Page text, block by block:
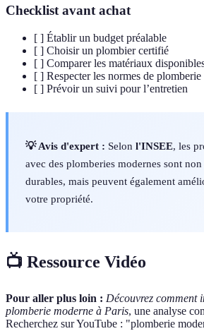
Checklist avant achat
[ ] Établir un budget préalable
[ ] Choisir un plombier certifié
[ ] Comparer les matériaux
[ ] Respecter les normes de plomberie
[ ] Prévoir un suivi pour l’entretien
💡 Avis d'expert : Selon l'INSEE, les
avec des plomberies modernes sont
durables, mais peuvent également
votre propriété.
📺 Ressource Vidéo
Pour aller plus loin : Découvrez comment
plomberie moderne à Paris, une analyse
Recherchez sur YouTube : "plomberie